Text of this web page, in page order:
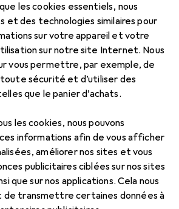
les cookies essentiels, nous
et des technologies similaires pour
sur votre appareil et votre
sur notre site Internet. Nous
vous permettre, par exemple, de
sécurité et d’utiliser des
que le panier d’achats.
les cookies, nous pouvons
informations afin de vous afficher
améliorer nos sites et vous
publicitaires ciblées sur nos sites
que sur nos applications. Cela nous
transmettre certaines données à
à jour et se met
jour. i
1800W30 ppm ADF
est un scanner de
avec un écran tactile
le bureau à domicile ou au
de gérer et
plus
les clients i